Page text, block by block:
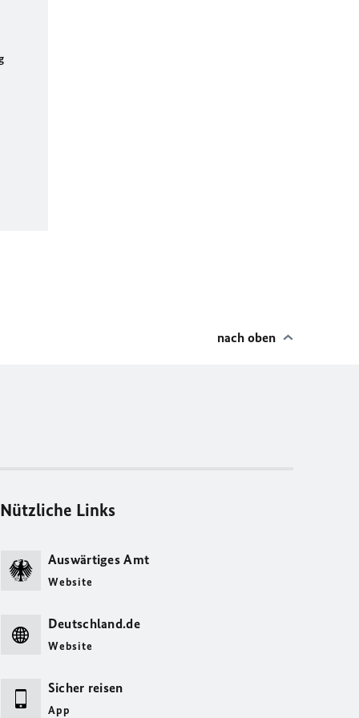
nach oben
Nützliche Links
Auswärtiges Amt
Website
Deutschland.de
Website
Sicher reisen
App